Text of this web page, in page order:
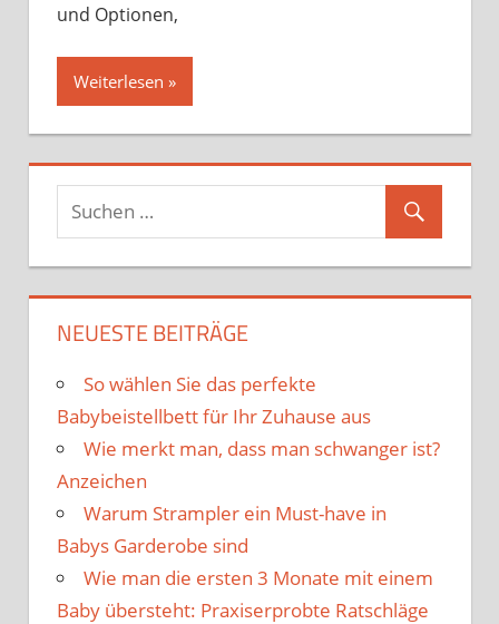
und Optionen,
Weiterlesen
NEUESTE BEITRÄGE
So wählen Sie das perfekte
Babybeistellbett für Ihr Zuhause aus
Wie merkt man, dass man schwanger ist?
Anzeichen
Warum Strampler ein Must-have in
Babys Garderobe sind
Wie man die ersten 3 Monate mit einem
Baby übersteht: Praxiserprobte Ratschläge